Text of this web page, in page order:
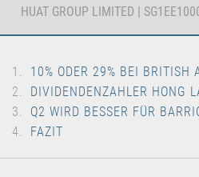
HUAT GROUP LIMITED |
10% ODER 29% BEI BRITISH
DIVIDENDENZAHLER HONG
Q2 WIRD BESSER FÜR
FAZIT